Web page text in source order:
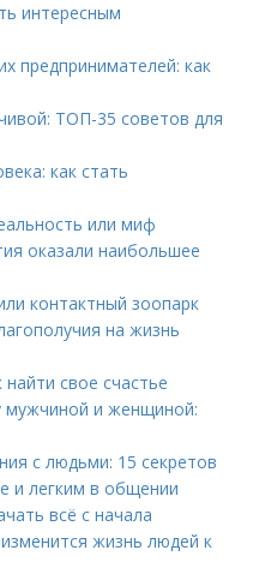
интересным
предпринимателей: как
ТОП-35 советов для
как стать
или миф
оказали наибольшее
контактный зоопарк
на жизнь
свое счастье
мужчиной и женщиной:
с людьми: 15 секретов
и легким в общении
всё с начала
жизнь людей к